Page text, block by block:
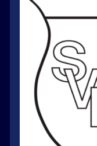
Aktuell
Teams